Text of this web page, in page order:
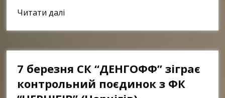
Читати далі
7 березня СК “ДЕНГОФФ” зіграє
контрольний поєдинок з ФК